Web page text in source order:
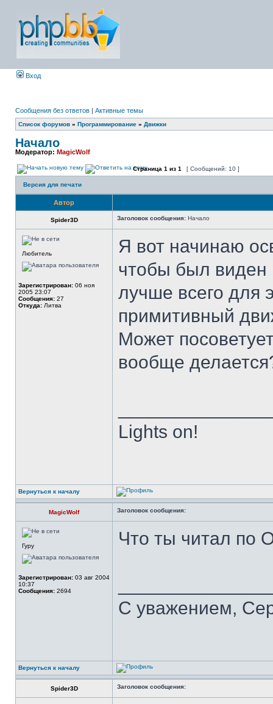
Вход
Сообщения без ответов | Активные темы
Список форумов » Программирование » Движки
Начало
Модератор: MagicWolf
Страница 1 из 1 [ Сообщений: 10 ]
Версия для печати
Автор
Spider3D Заголовок сообщения: Начало
Любитель
Зарегистрирован: 06 ноя
2005 23:07
Сообщения: 27
Откуда: Литва
Я вот начинаю
чтобы был виден
лучше всего для
примитивный
Может
вообще
Lights on!
Вернуться к началу
MagicWolf Заголовок сообщения:
Гуру
Зарегистрирован: 03 авг 2004
10:37
Сообщения: 2694
Что ты читал по
С уважением,
Вернуться к началу
Spider3D Заголовок сообщения: